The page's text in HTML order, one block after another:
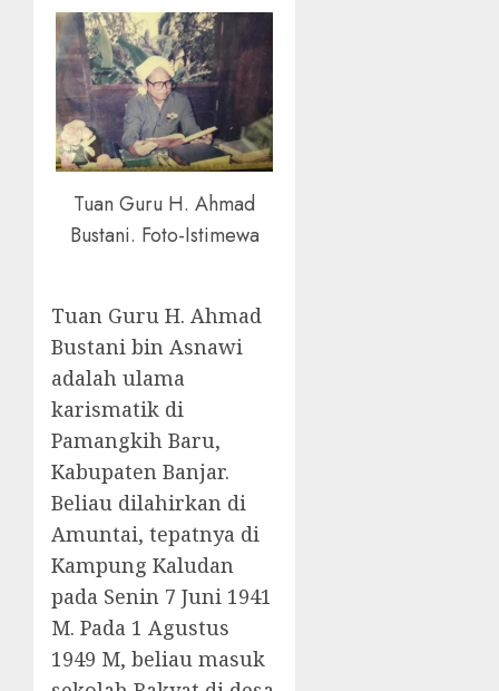
Tuan Guru H. Ahmad
Bustani. Foto-Istimewa
Tuan Guru H. Ahmad
Bustani bin Asnawi
adalah ulama
karismatik di
Pamangkih Baru,
Kabupaten Banjar.
Beliau dilahirkan di
Amuntai, tepatnya di
Kampung Kaludan
pada Senin 7 Juni 1941
M. Pada 1 Agustus
1949 M, beliau masuk